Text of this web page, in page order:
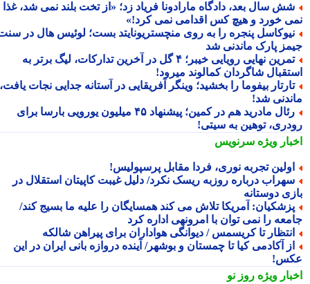
سال بعد، دادگاه مارادونا فریاد زد؛ «از تخت بلند نمی شد، غذا
خورد و هیچ کس اقدامی نمی کرد!»
پنجره را به روی منچستریونایتد بست؛ لوئیس هال در سنت
پارک ماندنی شد
تمرین نهایی رویایی خیبر؛ ۴ گل در آخرین تدارکات، لیگ برتر به
شاگردان کمالوند میرود!
بیفوما را بخشید؛ وینگر آفریقایی در آستانه جدایی نجات یافت،
شد!
رئال مادرید هم در کمین؛ پیشنهاد ۴۵ میلیون یورویی بارسا برای
توهین به سیتی!
ویژهسرنویس
تجربه نوری، فردا مقابل پرسپولیس!
درباره روزبه ریسک نکرد/ دلیل غیبت کاپیتان استقلال در
دوستانه
آمریکا تلاش می کند همسایگان را علیه ما بسیج کند/
را نمی توان با امرونهی اداره کرد
تا کریسمس / دیوانگی هواداران برای پیراهن شالکه
آکادمی کیا تا چمستان و بوشهر/ آینده دروازه بانی ایران در این
ویژهروز نو